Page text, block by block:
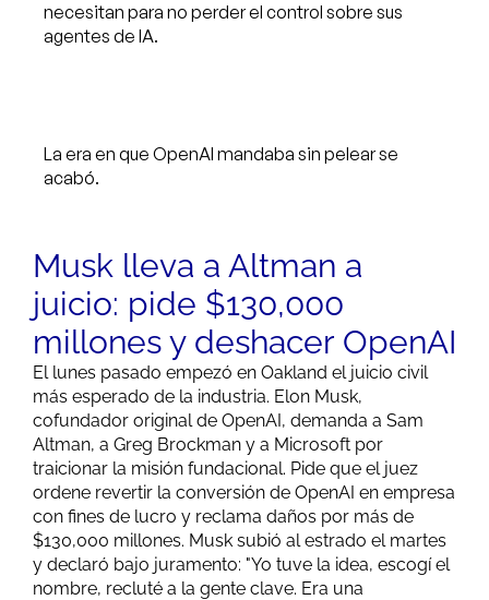
necesitan para no perder el control sobre sus
agentes de IA.
La era en que OpenAI mandaba sin pelear se
acabó.
Musk lleva a Altman a
juicio: pide $130,000
millones y deshacer OpenAI
El lunes pasado empezó en Oakland el juicio civil
más esperado de la industria. Elon Musk,
cofundador original de OpenAI, demanda a Sam
Altman, a Greg Brockman y a Microsoft por
traicionar la misión fundacional. Pide que el juez
ordene revertir la conversión de OpenAI en empresa
con fines de lucro y reclama daños por más de
$130,000 millones. Musk subió al estrado el martes
y declaró bajo juramento: "Yo tuve la idea, escogí el
nombre, recluté a la gente clave. Era una